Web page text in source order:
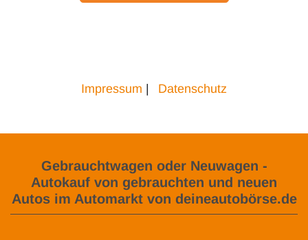
Impressum Datenschutz
Gebrauchtwagen oder Neuwagen -
Autokauf von gebrauchten und neuen
Autos im Automarkt von deineautobörse.de